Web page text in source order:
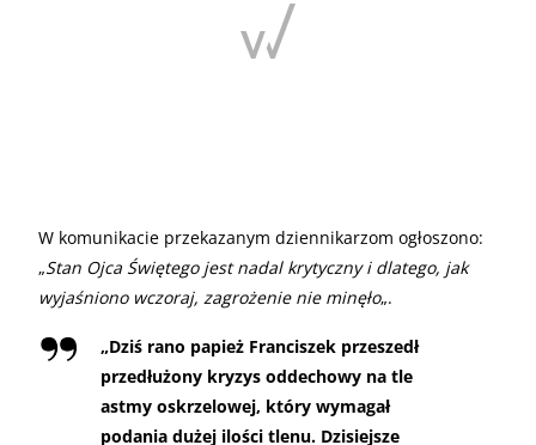
W komunikacie przekazanym dziennikarzom ogłoszono:
„Stan Ojca Świętego jest nadal krytyczny i dlatego, jak
wyjaśniono wczoraj, zagrożenie nie minęło„.
„Dziś rano papież Franciszek przeszedł
przedłużony kryzys oddechowy na tle
astmy oskrzelowej, który wymagał
podania dużej ilości tlenu. Dzisiejsze